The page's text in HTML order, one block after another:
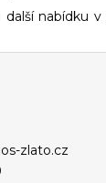
další nabídku
zlato.cz